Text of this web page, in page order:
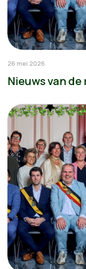
26 mei 2026
Nieuws van